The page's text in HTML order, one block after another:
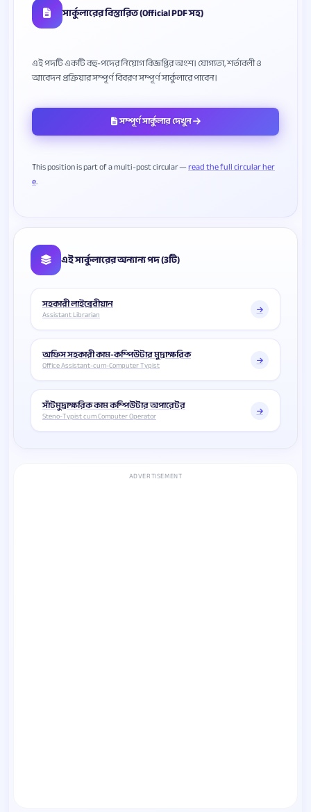
সার্কুলারের বিস্তারিত (Official PDF সহ)
এই পদটি একটি বহু-পদের নিয়োগ বিজ্ঞপ্তির অংশ। যোগ্যতা, শর্তাবলী ও
সম্পূর্ণ সার্কুলার দেখুন
This position is part of a multi-post circular —read the full circular her
e
এই সার্কুলারের অন্যান্য পদ (3টি)
সহকারী লাইব্রেরীয়ান
Assistant Librarian
অফিস সহকারী কাম-কম্পিউটার মুদ্রাক্ষরিক
Office Assistant-cum-Computer Typist
সাঁটমুদ্রাক্ষরিক কাম কম্পিউটার অপারেটর
Steno-Typist cum Computer Operator
ADVERTISEMENT